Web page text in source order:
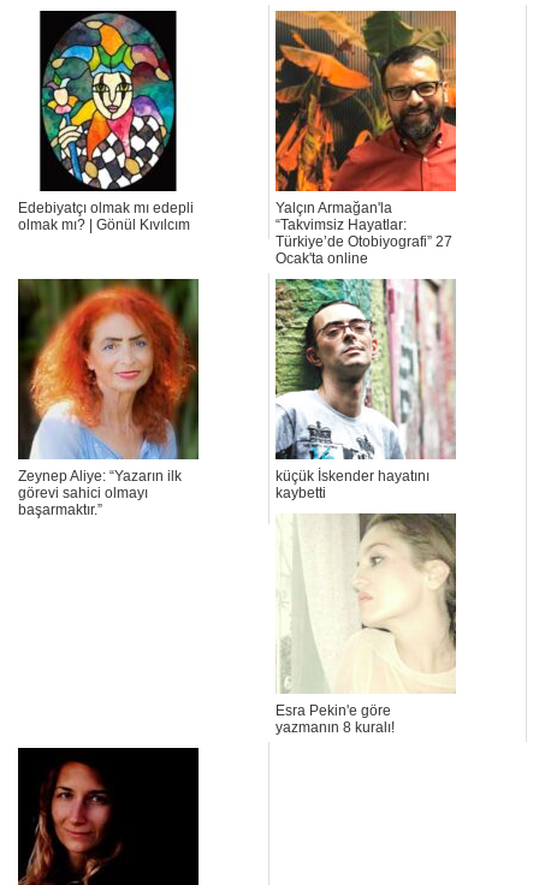
Edebiyatçı olmak mı edepli
olmak mı? | Gönül Kıvılcım
Yalçın Armağan'la
“Takvimsiz Hayatlar:
Türkiye’de Otobiyografi” 27
Ocak'ta online
Zeynep Aliye: “Yazarın ilk
görevi sahici olmayı
başarmaktır.”
küçük İskender hayatını
kaybetti
Esra Pekin'e göre
yazmanın 8 kuralı!